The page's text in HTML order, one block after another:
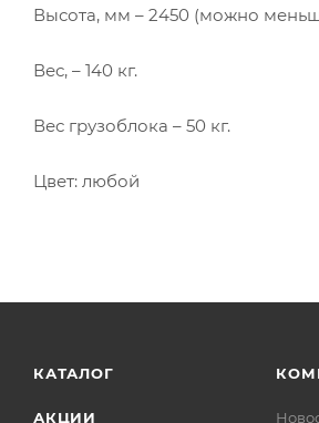
Высота, мм – 2450 (можно
Вес, – 140 кг.
Вес грузоблока – 50 кг.
Цвет: любой
КАТАЛОГ
АКЦИИ